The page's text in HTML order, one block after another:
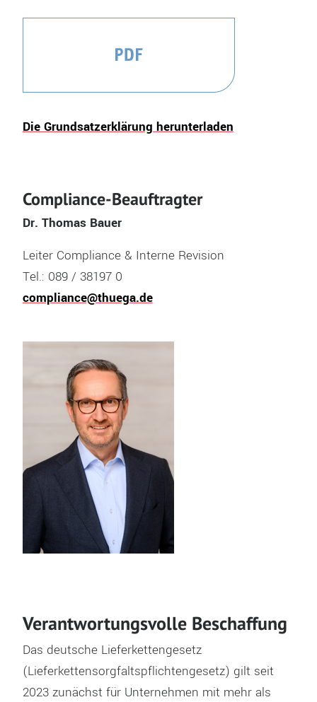
Die Grundsatzerklärung herunterladen
Compliance-Beauftragter
Dr. Thomas Bauer
Leiter Compliance & Interne Revision
Tel.: 089 / 38197 0
compliance@thuega.de
Verantwortungsvolle Beschaffung
Das deutsche Lieferkettengesetz
(Lieferkettensorgfaltspflichtengesetz) gilt seit
2023 zunächst für Unternehmen mit mehr als